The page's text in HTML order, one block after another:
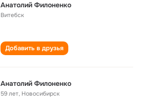
Анатолий Филоненко
Витебск
Добавить в друзья
Анатолий Филоненко
59 лет, Новосибирск